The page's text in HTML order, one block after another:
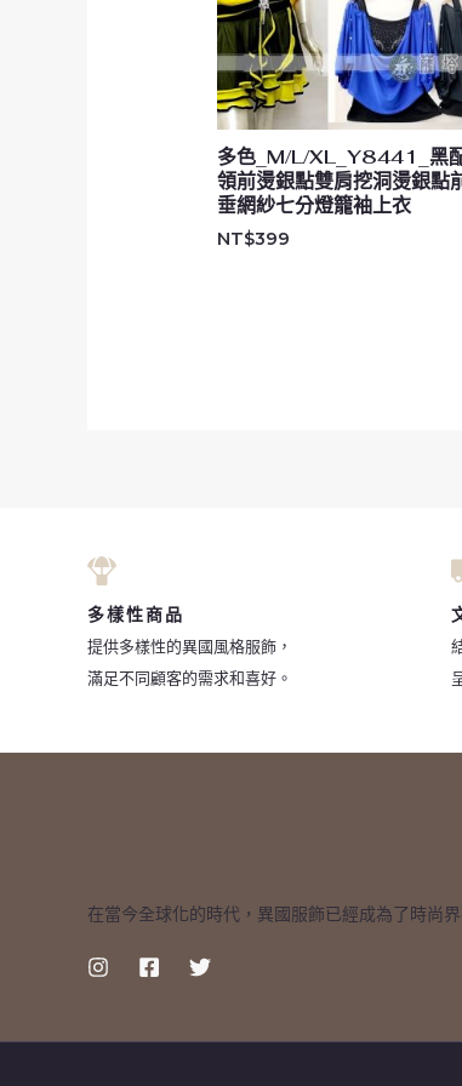
多色_M/L/XL_Y8441_黑
領前燙銀點雙肩挖洞燙銀點
垂網紗七分燈籠袖上衣
NT$399
多樣性商品
提供多樣性的異國風格服飾，
滿足不同顧客的需求和喜好。
在當今全球化的時代，異國服飾已經成為了時尚